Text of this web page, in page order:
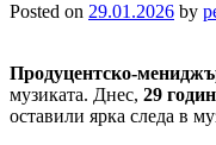
Posted on 29.01.2026 by
Продуцентско-
музиката. Днес, 29
оставили ярка следа в